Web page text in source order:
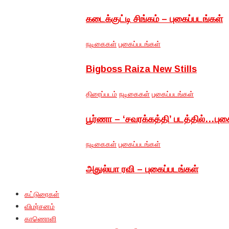
கடைக்குட்டி சிங்கம் – புகைப்படங்கள்
நடிகைகள் புகைப்படங்கள்
Bigboss Raiza New Stills
திரைப்படம் நடிகைகள் புகைப்படங்கள்
பூர்ணா – ‘சவரக்கத்தி’
நடிகைகள் புகைப்படங்கள்
அதுல்யா ரவி – புகைப்படங்கள்
கட்டுரைகள்
விமர்சனம்
காணொளி